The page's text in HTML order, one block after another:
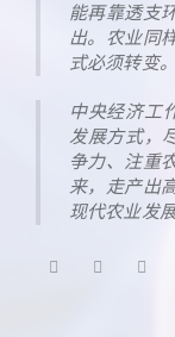
能再靠透支
出。农业同
式必须转变
中央经济工
发展方式，
争力、注重
来，走产出
现代农业发